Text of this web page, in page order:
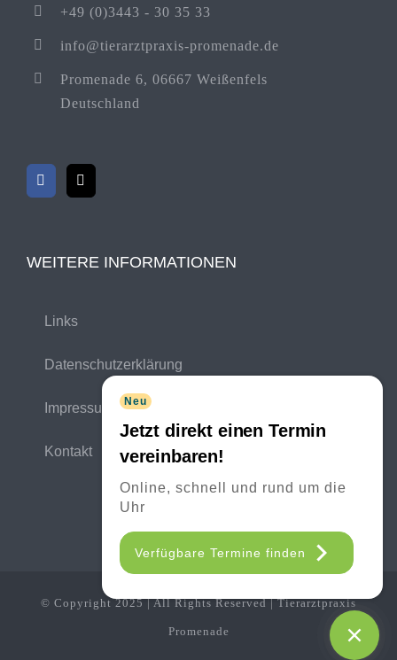
Neu
Jetzt direkt einen Termin
vereinbaren!
Online, schnell und rund um die
Uhr
Verfügbare Termine finden
+49 (0)3443 - 30 35 33
info@tierarztpraxis-promenade.de
Promenade 6, 06667 Weißenfels
Deutschland
WEITERE INFORMATIONEN
Links
Datenschutzerklärung
Impressum
Kontakt
© Copyright 2025 | All Rights Reserved | Tierarztpraxis
Promenade